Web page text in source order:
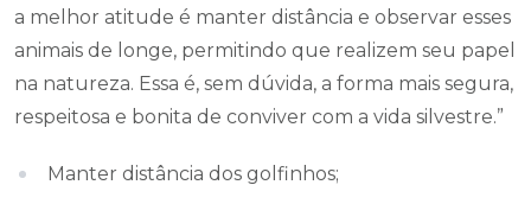
a melhor atitude é manter distância e observar esses
animais de longe, permitindo que realizem seu papel
na natureza. Essa é, sem dúvida, a forma mais segura,
respeitosa e bonita de conviver com a vida silvestre.”
Manter distância dos golfinhos;